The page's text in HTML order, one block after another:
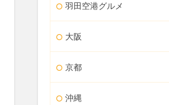
羽田空港グルメ
大阪
京都
沖縄